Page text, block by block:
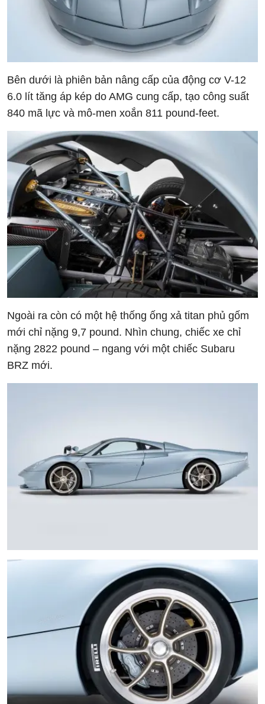
Bên dưới là phiên bản nâng cấp của động cơ V-12
6.0 lít tăng áp kép do AMG cung cấp, tạo công suất
840 mã lực và mô-men xoắn 811 pound-feet.
Ngoài ra còn có một hệ thống ống xả titan phủ gốm
mới chỉ nặng 9,7 pound. Nhìn chung, chiếc xe chỉ
nặng 2822 pound – ngang với một chiếc Subaru
BRZ mới.